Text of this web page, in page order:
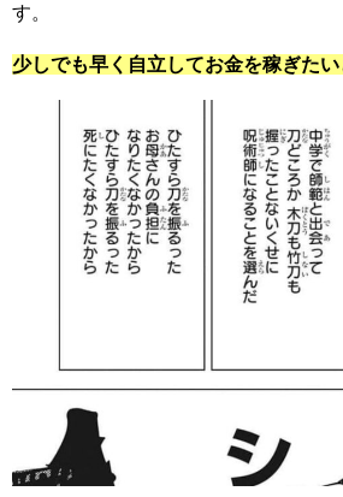
す。
少しでも早く自立してお金を稼ぎたい